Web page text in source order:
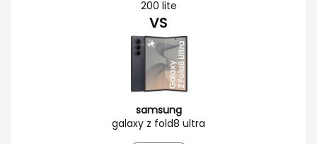
200 lite
VS
samsung
galaxy z fold8 ultra